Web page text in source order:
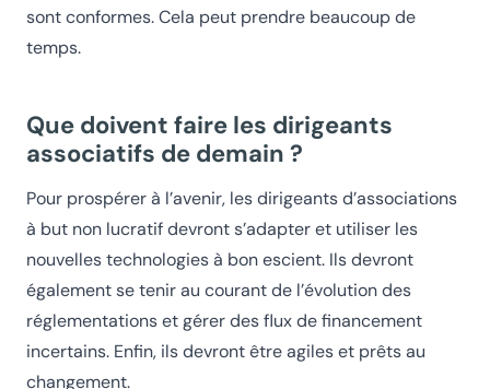
sont conformes. Cela peut prendre beaucoup de
temps.
Que doivent faire les dirigeants
associatifs de demain ?
Pour prospérer à l’avenir, les dirigeants d’associations
à but non lucratif devront s’adapter et utiliser les
nouvelles technologies à bon escient. Ils devront
également se tenir au courant de l’évolution des
réglementations et gérer des flux de financement
incertains. Enfin, ils devront être agiles et prêts au
changement.